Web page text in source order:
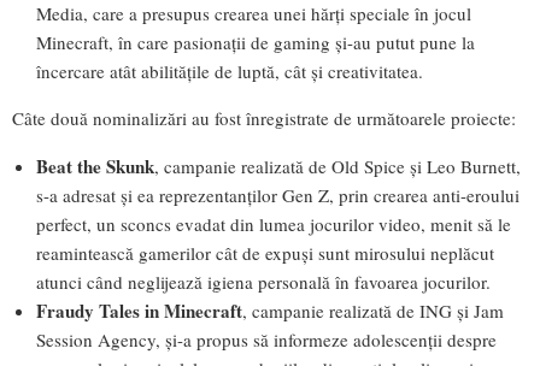
Media, care a presupus crearea unei hărți speciale în jocul
Minecraft, în care pasionații de gaming și-au putut pune la
încercare atât abilitățile de luptă, cât și creativitatea.
Câte două nominalizări au fost înregistrate de următoarele proiecte:
Beat the Skunk, campanie realizată de Old Spice și Leo Burnett,
s-a adresat și ea reprezentanților Gen Z, prin crearea anti-eroului
perfect, un sconcs evadat din lumea jocurilor video, menit să le
reamintească gamerilor cât de expuși sunt mirosului neplăcut
atunci când neglijează igiena personală în favoarea jocurilor.
Fraudy Tales in Minecraft, campanie realizată de ING și Jam
Session Agency, și-a propus să informeze adolescenții despre